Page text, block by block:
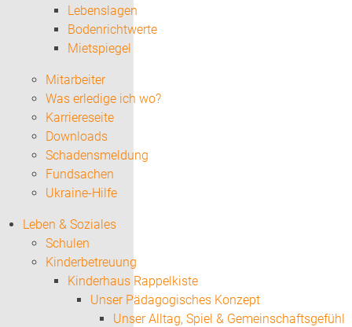
Lebenslagen
Bodenrichtwerte
Mietspiegel
Mitarbeiter
Was erledige ich wo?
Karriereseite
Downloads
Schadensmeldung
Fundsachen
Ukraine-Hilfe
Leben & Soziales
Schulen
Kinderbetreuung
Kinderhaus Rappelkiste
Unser Pädagogisches Konzept
Unser Alltag, Spiel & Gemeinschaftsgefühl